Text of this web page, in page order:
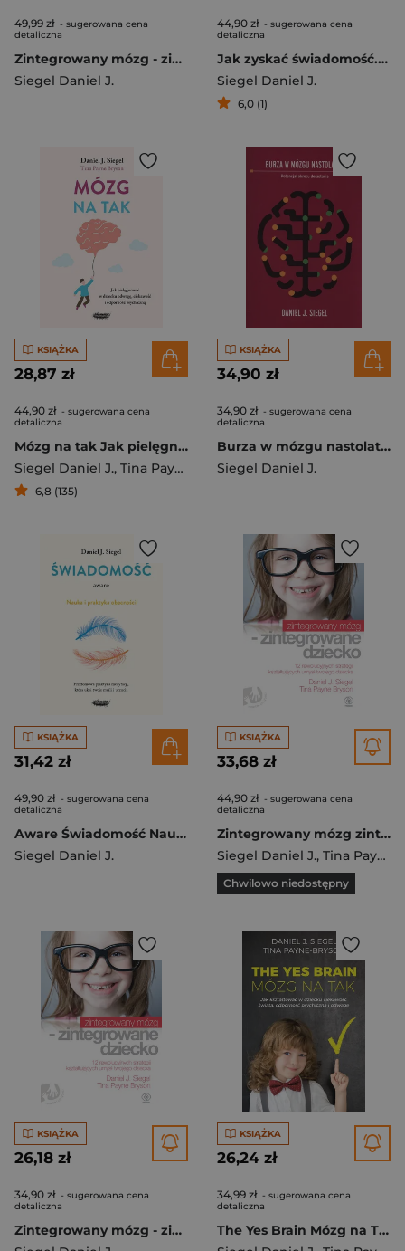
49,99 zł - sugerowana cena
detaliczna
Zintegrowany mózg - zintegrowane dziecko
Siegel Daniel J.
44,90 zł - sugerowana cena
detaliczna
Jak zyskać świadomość. 21-dniowy program uważności zmniejszający lęk i kultywujący spokój
Siegel Daniel J.
6,0 (1)
KSIĄŻKA
28,87 zł
44,90 zł - sugerowana cena
detaliczna
Mózg na tak Jak pielęgnować w dziecku odwagę, ciekawość i odporność psychiczną
Siegel Daniel J., Tina Payne Bryson
6,8 (135)
KSIĄŻKA
34,90 zł
34,90 zł - sugerowana cena
detaliczna
Burza w mózgu nastolatka
Siegel Daniel J.
KSIĄŻKA
31,42 zł
49,90 zł - sugerowana cena
detaliczna
Aware Świadomość Nauka i praktyka obecności
Siegel Daniel J.
KSIĄŻKA
33,68 zł
44,90 zł - sugerowana cena
detaliczna
Zintegrowany mózg zintegrowane dziecko
Siegel Daniel J., Tina Payne Bryson
Chwilowo niedostępny
KSIĄŻKA
26,18 zł
34,90 zł - sugerowana cena
detaliczna
Zintegrowany mózg - zintegrowane dziecko
KSIĄŻKA
26,24 zł
34,99 zł - sugerowana cena
detaliczna
The Yes Brain Mózg na Tak